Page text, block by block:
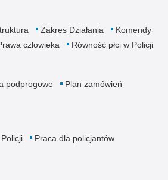
Zakres Działania
Komendy
człowieka Równość płci w Policji
podprogowe
Plan zamówień
Praca dla policjantów